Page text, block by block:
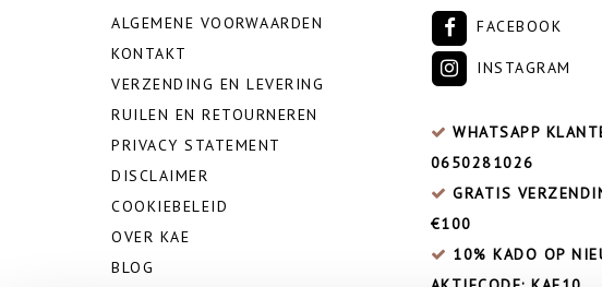
ALGEMENE VOORWAARDEN
KONTAKT
VERZENDING EN LEVERING
RUILEN EN RETOURNEREN
PRIVACY STATEMENT
DISCLAIMER
COOKIEBELEID
OVER KAE
BLOG
FACEBOOK
INSTAGRAM
WHATSAPP
0650281026
GRATIS
€100
10% KADO OP